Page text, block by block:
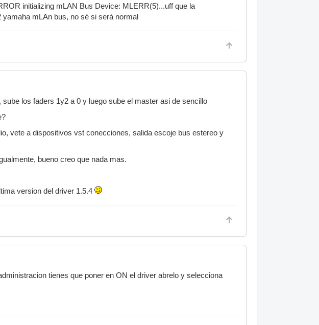
initializing mLAN Bus Device: MLERR(5)...uff que la
mLAn bus, no sé si será normal
los faders 1y2 a 0 y luego sube el master asi de sencillo
vete a dispositivos vst conecciones, salida escoje bus estereo y
bueno creo que nada mas.
version del driver 1.5.4
tienes que poner en ON el driver abrelo y selecciona